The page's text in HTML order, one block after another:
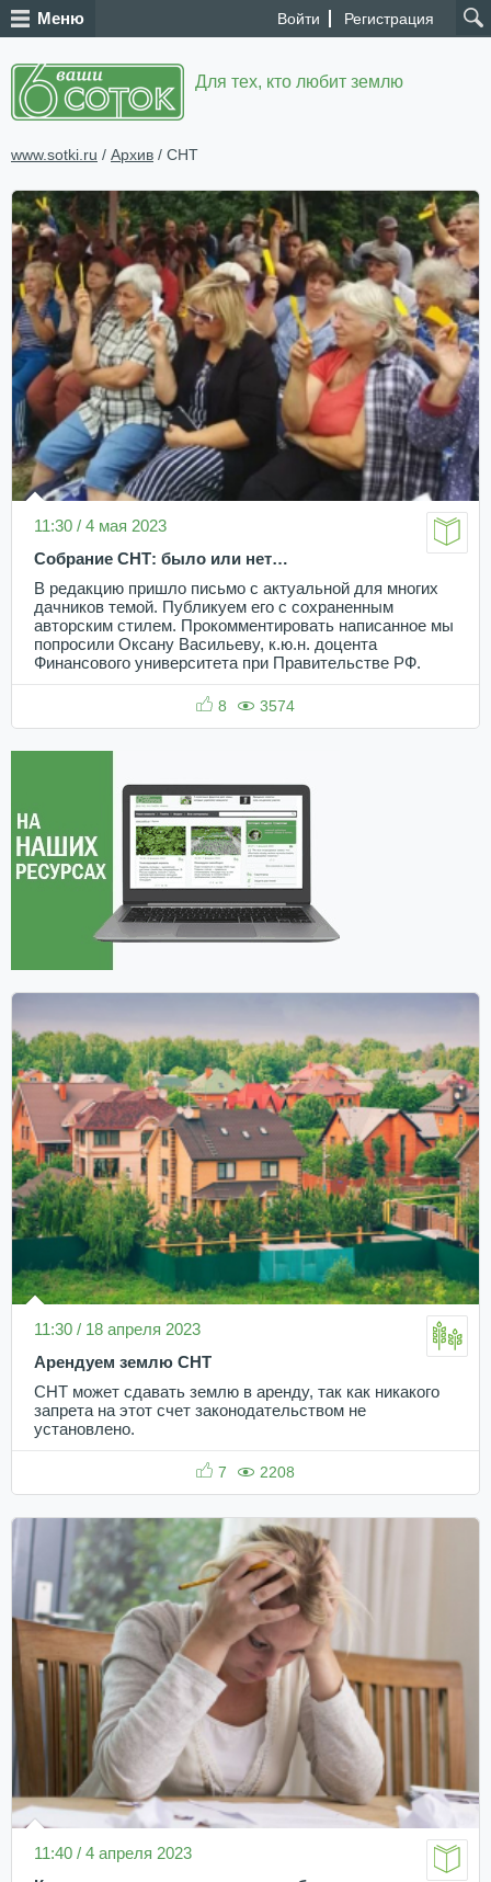
Войти Регистрация
Меню
Для тех, кто любит землю
www.sotki.ru / Архив / СНТ
11:30 / 4 мая 2023
Собрание СНТ: было или нет…
В редакцию пришло письмо с актуальной для многих
дачников темой. Публикуем его с сохраненным
авторским стилем. Прокомментировать написанное мы
попросили Оксану Васильеву, к.ю.н. доцента
Финансового университета при Правительстве РФ.
8 3574
11:30 / 18 апреля 2023
Арендуем землю СНТ
СНТ может сдавать землю в аренду, так как никакого
запрета на этот счет законодательством не
установлено.
7 2208
11:40 / 4 апреля 2023